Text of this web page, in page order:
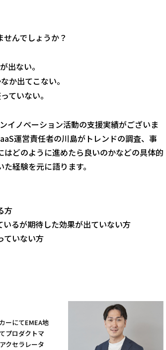
んでしょうか？
出ない。
か出てこない。
ていない。
ノベーション活動の支援実績がございま
運営責任者の川島がトレンドの調査、事
どのように進めたら良いのかなどの具体的
経験を元に語ります。
方
いるが期待した効果が出ていない方
ていない方
ーにてEMEA地
プロダクトマ
クセラレータ